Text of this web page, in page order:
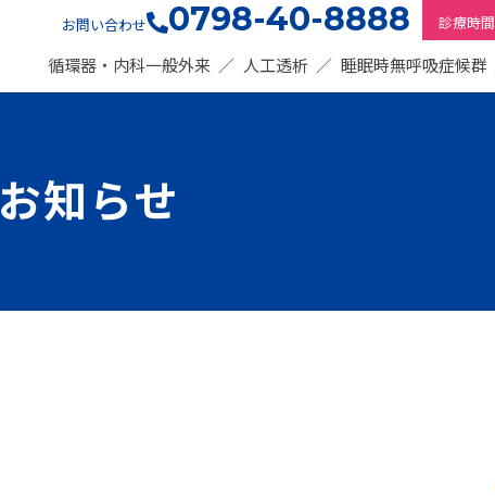
お問い合わせ 0798-40-8888 診療時間
循環器・内科一般外来 人工透析 睡眠時無呼吸症候群
お知らせ